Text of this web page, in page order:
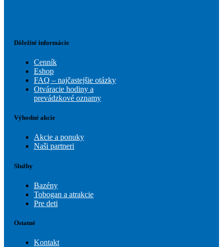
Dôležité informácie
Cenník
Eshop
FAQ – najčastejšie otázky
Otváracie hodiny a
prevádzkové oznamy
Výhodné akcie
Akcie a ponuky
Naši partneri
Služby
Bazény
Tobogan a atrakcie
Pre deti
Ostatné
Kontakt